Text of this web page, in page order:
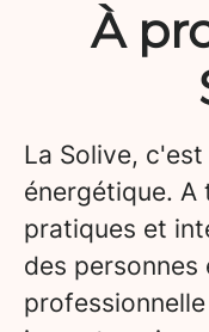
À
La Solive,
énergétique.
pratiques et
des personnes